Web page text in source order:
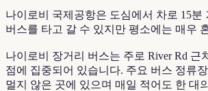
나이로비 국제공항은 도심에서 차로 15분
버스를 타고 갈 수 있지만 평소에는 매우
나이로비 장거리 버스는 주로 River Rd 근
점에 집중되어 있습니다. 주요 버스 정류장
멀지 않은 곳에 있으며 매일 적어도 한 대